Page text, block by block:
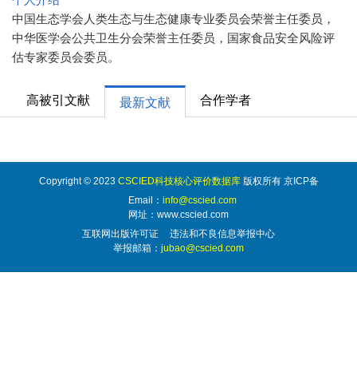
中国生态学会人类生态与生态健康专业委员会荣誉主任委员，
中华医学会公共卫生分会荣誉主任委员，国家食品安全风险评
估专家委员会委员。
高被引文献 最新文献 合作学者
Copyright © 2023 CSCIED科技核心评价数据库版权所有 京ICP备
Email： info@cscied.com
网址：www.cscied.com
互联网出版许可证
违法和不良信息举报中心
举报邮箱： jubao@cscied.com